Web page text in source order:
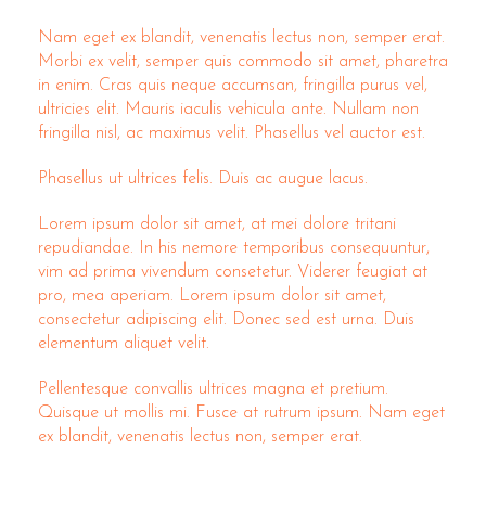
Nam eget ex blandit, venenatis lectus non, semper erat.
Morbi ex velit, semper quis commodo sit amet, pharetra
in enim. Cras quis neque accumsan, fringilla purus vel,
ultricies elit. Mauris iaculis vehicula ante. Nullam non
fringilla nisl, ac maximus velit. Phasellus vel auctor est.
Phasellus ut ultrices felis. Duis ac augue lacus.
Lorem ipsum dolor sit amet, at mei dolore tritani
repudiandae. In his nemore temporibus consequuntur,
vim ad prima vivendum consetetur. Viderer feugiat at
pro, mea aperiam. Lorem ipsum dolor sit amet,
consectetur adipiscing elit. Donec sed est urna. Duis
elementum aliquet velit.
Pellentesque convallis ultrices magna et pretium.
Quisque ut mollis mi. Fusce at rutrum ipsum. Nam eget
ex blandit, venenatis lectus non, semper erat.